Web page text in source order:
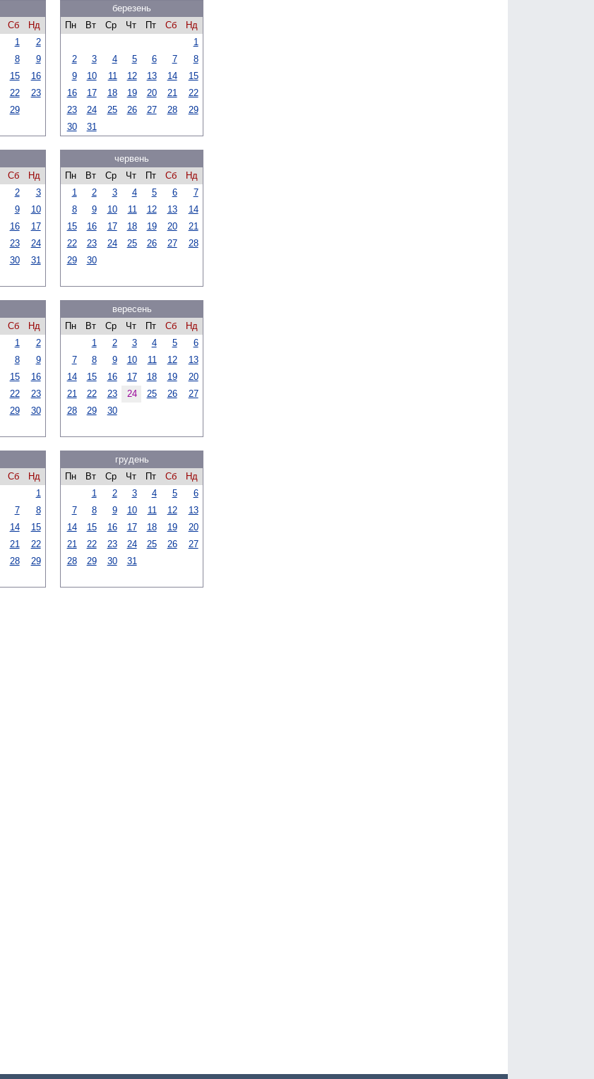
Сб
Нд
1
2
8
9
15
16
22
23
29
березень
Пн
Вт Ср Чт Пт Сб
Нд
1
2
3 4 5 6 7
8
9
10 11 12 13 14
15
16
17 18 19 20 21
22
23
24 25 26 27 28
29
30
31
Сб
Нд
2
3
9
10
16
17
23
24
30 31
червень
Пн
Вт Ср Чт Пт Сб
Нд
1
2 3 4 5 6
7
8
9 10 11 12 13
14
15
16 17 18 19 20
21
22
23 24 25 26 27
28
29
30
Сб
Нд
1
2
8
9
15
16
22
23
29
30
вересень
Пн
Вт Ср Чт Пт Сб
Нд
1
2 3 4 5
6
7
8 9 10 11 12
13
14
15 16 17 18 19
20
21
22 23 24 25 26
27
28
29 30
Сб
Нд
1
7
8
14
15
21
22
28
29
грудень
Пн
Вт Ср Чт Пт Сб
Нд
1
2 3 4 5
6
7
8 9 10 11 12
13
14
15 16 17 18 19
20
21
22 23 24 25 26
27
28
29 30 31